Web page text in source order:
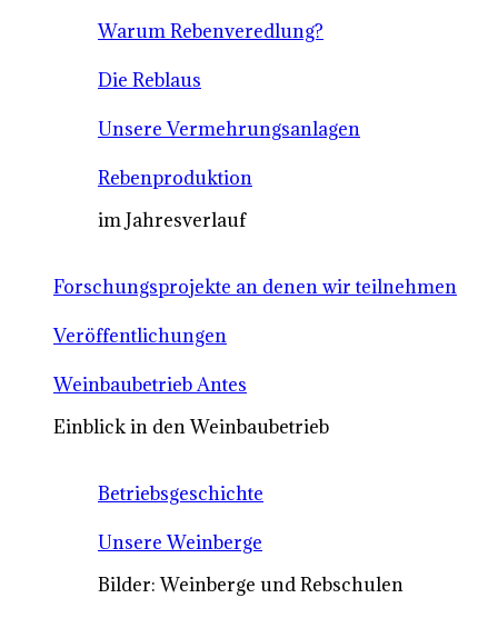
Warum Rebenveredlung?
Die Reblaus
Unsere Vermehrungsanlagen
Rebenproduktion
im Jahresverlauf
Forschungsprojekte an denen wir teilnehmen
Veröffentlichungen
Weinbaubetrieb Antes
Einblick in den Weinbaubetrieb
Betriebsgeschichte
Unsere Weinberge
Bilder: Weinberge und Rebschulen